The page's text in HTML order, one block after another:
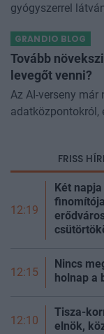
gyógyszerrel
Kísérleti
GRANDIO BLOG
Tovább
levegőt venni?
Az AI-verseny
adatközpontokról,
FRISS
12:19
Két
12:15
Nincs
holnap a
12:10
Tisza-
elnök,